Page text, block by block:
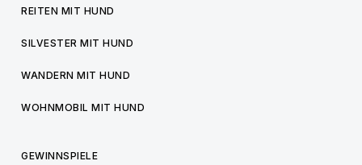
REITEN MIT HUND
SILVESTER MIT HUND
WANDERN MIT HUND
WOHNMOBIL MIT HUND
GEWINNSPIELE